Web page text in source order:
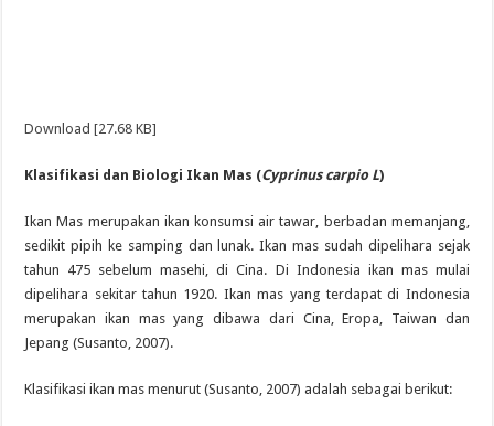
Download [27.68 KB]
Klasifikasi dan Biologi Ikan Mas (Cyprinus carpio L)
Ikan Mas merupakan ikan konsumsi air tawar, berbadan memanjang,
sedikit pipih ke samping dan lunak. Ikan mas sudah dipelihara sejak
tahun 475 sebelum masehi, di Cina. Di Indonesia ikan mas mulai
dipelihara sekitar tahun 1920. Ikan mas yang terdapat di Indonesia
merupakan ikan mas yang dibawa dari Cina, Eropa, Taiwan dan
Jepang (Susanto, 2007).
Klasifikasi ikan mas menurut (Susanto, 2007) adalah sebagai berikut: